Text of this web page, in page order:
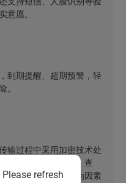
意愿。
到期提醒、超期预警，轻
。
输过程中采用加密技术处
同进行搜索、查询、查
同可抵御自然或人为因素
refresh